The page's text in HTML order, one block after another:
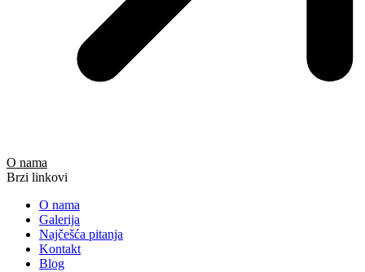
O nama
Brzi linkovi
O nama
Galerija
Najčešća pitanja
Kontakt
Blog